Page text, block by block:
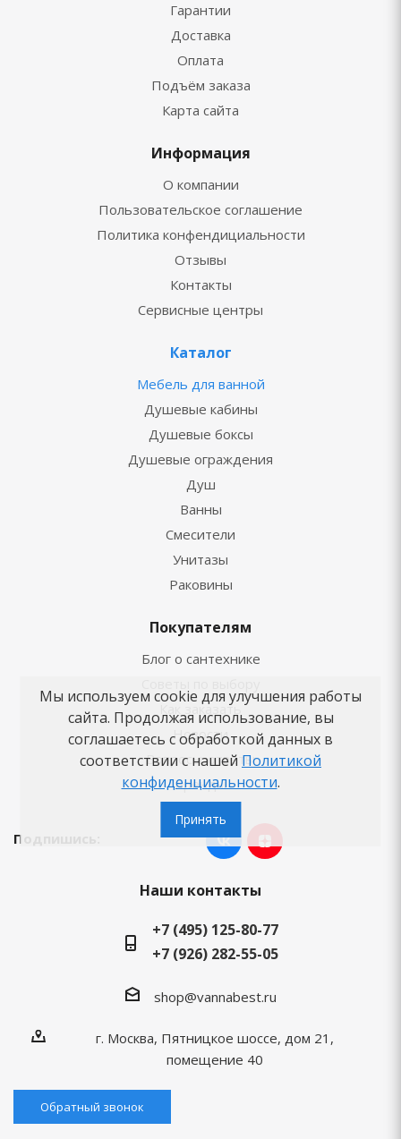
Гарантии
Доставка
Оплата
Подъём заказа
Карта сайта
Информация
О компании
Пользовательское соглашение
Политика конфендициальности
Отзывы
Контакты
Сервисные центры
Каталог
Мебель для ванной
Душевые кабины
Душевые боксы
Душевые ограждения
Душ
Ванны
Смесители
Унитазы
Раковины
Покупателям
Блог о сантехнике
Как заказать
Новости
Вопросы-ответы
Бренды
Подпишись:
Наши контакты
+7 (495) 125-80-77
+7 (926) 282-55-05
shop@vannabest.ru
г. Москва, Пятницкое шоссе, дом 21,
помещение 40
Обратный звонок
Мы используем cookie для улучшения работы
сайта. Продолжая использование, вы
соглашаетесь с обработкой данных в
соответствии с нашей Политикой
конфиденциальности.
Принять